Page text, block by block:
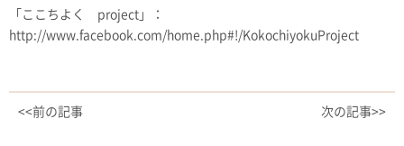
「ここちよく project」：
http://www.facebook.com/home.php#!/KokochiyokuProject
<<前の記事 次の記事>>